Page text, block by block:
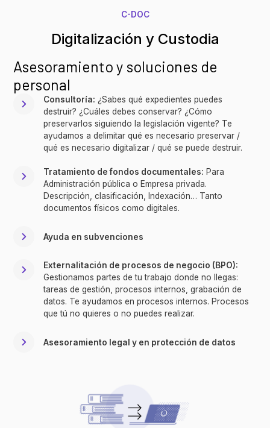
C-DOC
Digitalización y Custodia
Asesoramiento y soluciones de
personal
Consultoría: ¿Sabes qué expedientes puedes
destruir? ¿Cuáles debes conservar? ¿Cómo
preservarlos siguiendo la legislación vigente? Te
ayudamos a delimitar qué es necesario preservar /
qué es necesario digitalizar / qué se puede destruir.
Tratamiento de fondos documentales: Para
Administración pública o Empresa privada.
Descripción, clasificación, Indexación… Tanto
documentos físicos como digitales.
Ayuda en subvenciones
Externalitación de procesos de negocio (BPO):
Gestionamos partes de tu trabajo donde no llegas:
tareas de gestión, procesos internos, grabación de
datos. Te ayudamos en procesos internos. Procesos
que tú no quieres o no puedes realizar.
Asesoramiento legal y en protección de datos